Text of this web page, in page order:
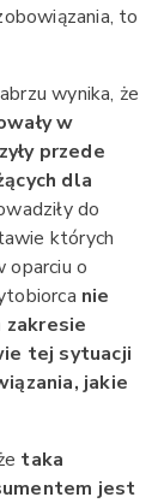
to
wynika, że
w
przede
dla
do
których
oparciu o
nie
zakresie
tej sytuacji
jakie
taka
jest